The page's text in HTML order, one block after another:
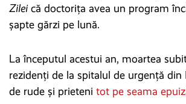
Zilei că doctorița avea un program
șapte gărzi pe lună.
La începutul acestui an, moartea
rezidenți de la spitalul de urgență din
de rude și prieteni tot pe seama